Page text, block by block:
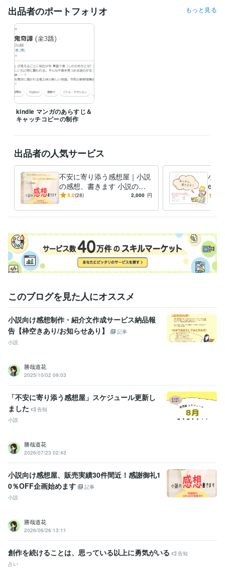
受賞歴
エブリスタ 第53回 超妄想コンテスト 優秀賞
載
WordPress:1年Excel:5年Google スプレッドシート:5年
Google ドキュメント:5年Word:10年
FireAlpaca:3年
得意分野
ライティング・翻訳 小説特化の感想屋
小説 一次創作 二次創作
小説 漫画
学歴
東京コミュニケーションアートデザイン専門学校
2013年3月 ~ 2016
年2月
出品者のポートフォリオ もっと見る
kindle マンガのあらすじ＆
キャッチコピーの制作
出品者の人気サービス
不安に寄り添う感想屋｜小説
の感想、書きます 小説の専
門学校卒の同人作家があなた
5.0(28) 2,000 円
小説
eb小
らす
このブログを見た人にオススメ
小説向け感想制作・紹介文作成サービス納品報
告【枠空きあり/お知らせあり】
記事
小説
勝哉道花
2025/10/02 09:03
「不安に寄り添う感想屋」スケジュール更新し
ました
告知
小説
勝哉道花
2026/07/23 02:43
小説向け感想屋、販売実績30件間近！感謝御礼1
0％OFF企画始めます
記事
小説
勝哉道花
2026/06/26 13:11
創作を続けることは、思っている以上に勇気がいる
告知
占い